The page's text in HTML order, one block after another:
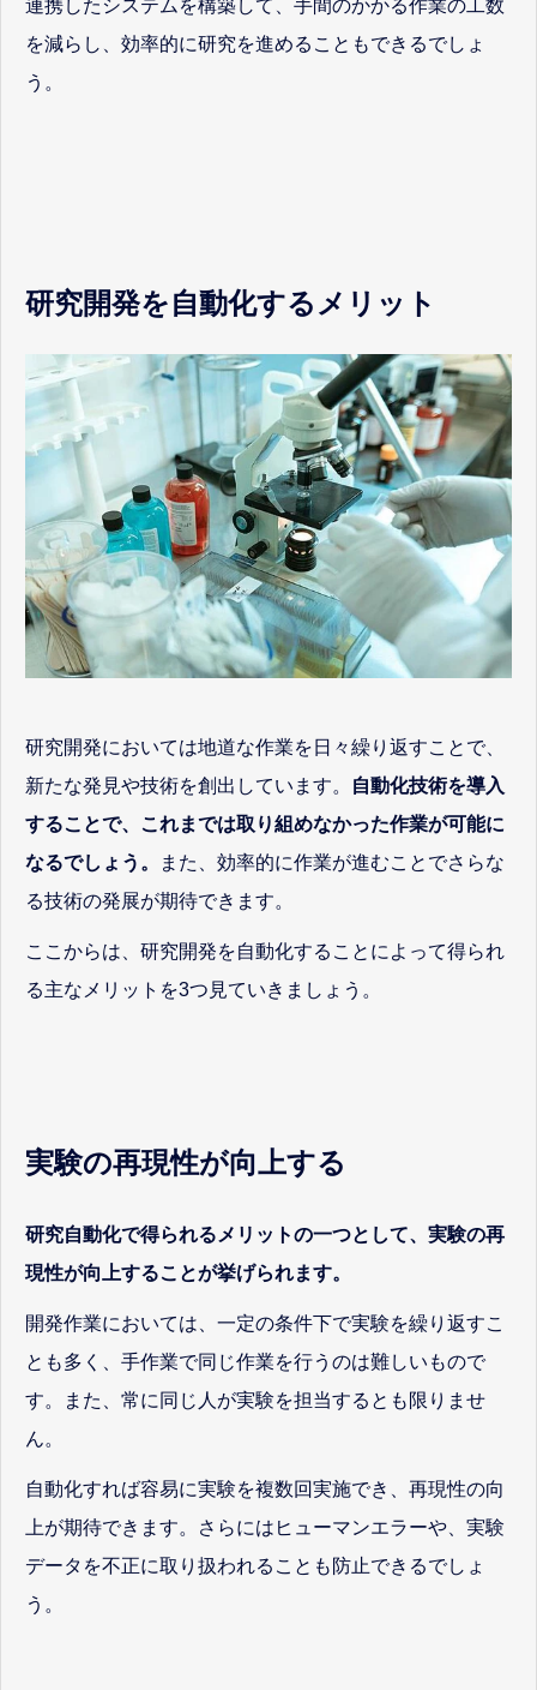
連携したシステムを構築して、手間のかかる作業の工数
を減らし、効率的に研究を進めることもできるでしょ
う。
研究開発を自動化するメリット
研究開発においては地道な作業を日々繰り返すことで、
新たな発見や技術を創出しています。
自動化技術を導入
することで、これまでは取り組めなかった作業が可能に
なるでしょう。
また、効率的に作業が進むことでさらな
る技術の発展が期待できます。
ここからは、研究開発を自動化することによって得られ
る主なメリットを3つ見ていきましょう。
実験の再現性が向上する
研究自動化で得られるメリットの一つとして、実験の再
現性が向上することが挙げられます。
開発作業においては、一定の条件下で実験を繰り返すこ
とも多く、手作業で同じ作業を行うのは難しいもので
す。また、常に同じ人が実験を担当するとも限りませ
ん。
自動化すれば容易に実験を複数回実施でき、再現性の向
上が期待できます。さらにはヒューマンエラーや、実験
データを不正に取り扱われることも防止できるでしょ
う。